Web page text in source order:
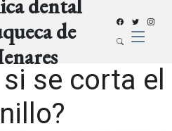
dental
de
se corta el